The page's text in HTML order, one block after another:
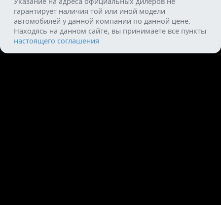
гарантирует наличия той или иной модели
автомобилей у данной компании по данной цене.
Находясь на данном сайте, вы принимаете все пункты
настоящего соглашения